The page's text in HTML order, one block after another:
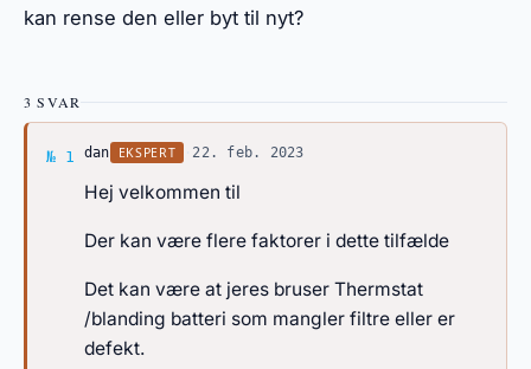
kan rense den eller byt til nyt?
3 SVAR
№ 1 Svar af dan
dan EKSPERT 22. feb. 2023
Hej velkommen til
Der kan være flere faktorer i dette tilfælde
Det kan være at jeres bruser Thermstat
/blanding batteri som mangler filtre eller er
defekt.